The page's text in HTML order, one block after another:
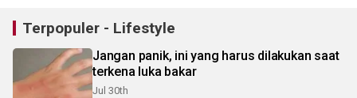
Terpopuler - Lifestyle
Jangan panik, ini yang harus dilakukan saat
terkena luka bakar
Jul 30th